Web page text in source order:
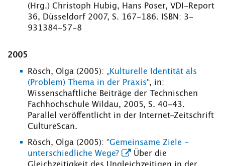
(Hrg.) Christoph Hubig, Hans Poser, VDI-Report
36, Düsseldorf 2007, S. 167-186. ISBN: 3-
931384-57-8
2005
Rösch, Olga (2005): „Kulturelle Identität als
(Problem) Thema in der Praxis“, in:
Wissenschaftliche Beiträge der Technischen
Fachhochschule Wildau, 2005, S. 40-43.
Parallel veröffentlicht in der Internet-Zeitschrift
CultureScan.
Rösch, Olga (2005): “Gemeinsame Ziele –
unterschiedliche Wege?
Über die